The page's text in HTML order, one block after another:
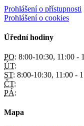
Prohlášení o přístupnosti
Prohlášení o cookies
Úřední hodiny
PO: 8:00-10:30, 11:00 -
ÚT:
ST: 8:00-10:30, 11:00 -
ČT:
PÁ:
Mapa